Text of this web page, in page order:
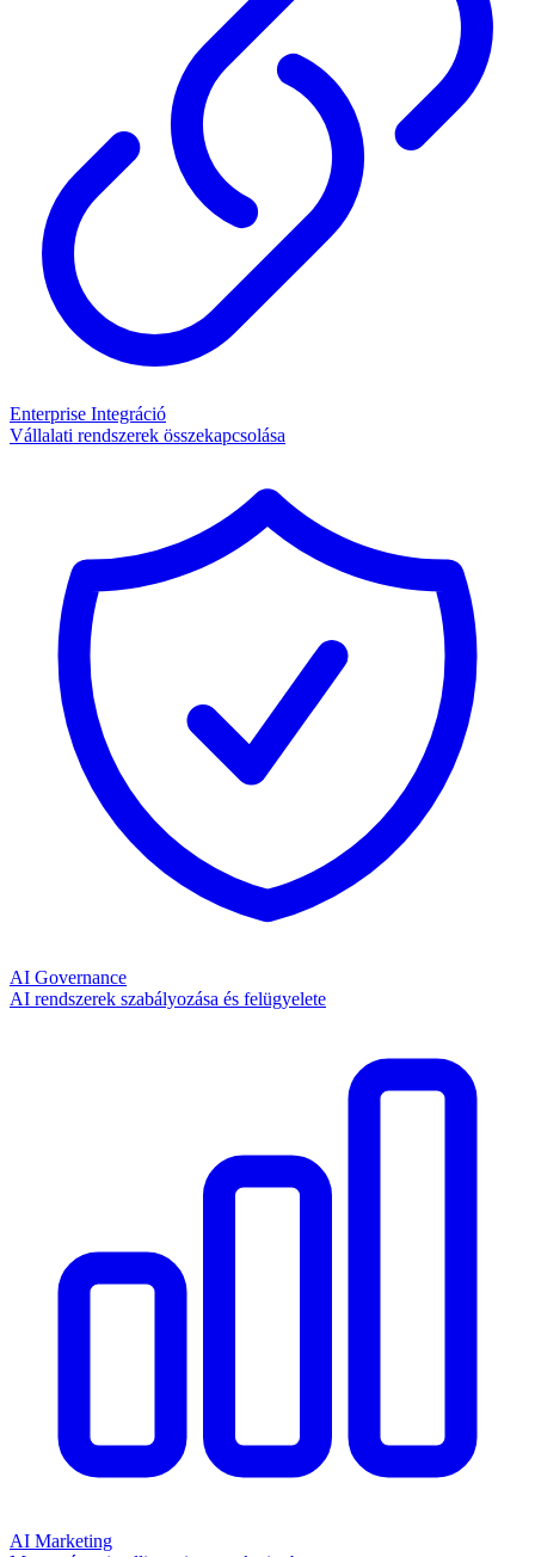
Enterprise Integráció
Vállalati rendszerek összekapcsolása
AI Governance
AI rendszerek szabályozása és felügyelete
AI Marketing